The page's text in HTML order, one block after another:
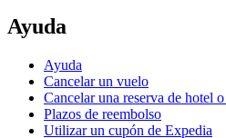
Ayuda
Ayuda
Cancelar un vuelo
Cancelar una reserva de hotel
Plazos de reembolso
Utilizar un cupón de Expedia